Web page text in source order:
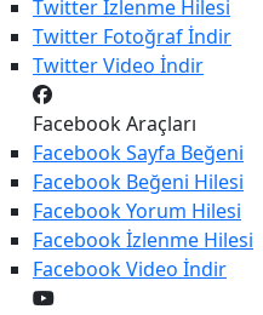
Twitterİzlenme Hilesi
Twitter Fotoğraf İndir
TwitterVideo İndir
Facebook Araçları
FacebookSayfa Beğeni
Facebook Beğeni Hilesi
FacebookYorum Hilesi
Facebookİzlenme Hilesi
FacebookVideo İndir